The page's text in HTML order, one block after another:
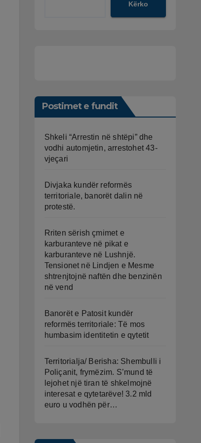
Kërko
Postimet e fundit
Shkeli “Arrestin në shtëpi” dhe
vodhi automjetin, arrestohet 43-
vjeçari
Divjaka kundër reformës
territoriale, banorët dalin në
protestë.
Rriten sërish çmimet e
karburanteve në pikat e
karburanteve në Lushnjë.
Tensionet në Lindjen e Mesme
shtrenjtojnë naftën dhe benzinën
në vend
Banorët e Patosit kundër
reformës territoriale: Të mos
humbasim identitetin e qytetit
Territorialja/ Berisha: Shembulli i
Poliçanit, frymëzim. S’mund të
lejohet një tiran të shkelmojnë
interesat e qytetarëve! 3.2 mld
euro u vodhën për…